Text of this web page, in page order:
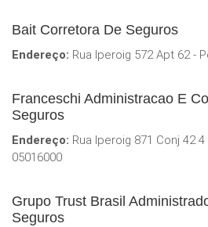
Bait Corretora De Seguros
Endereço: Rua Iperoig 572 Apt 62 -
Franceschi Administracao E
Seguros
Endereço: Rua Iperoig 871 Conj 42
05016000
Grupo Trust Brasil
Seguros